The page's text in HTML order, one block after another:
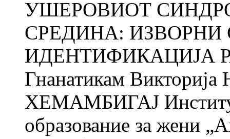
УШЕРОВИОТ
СРЕДИНА: ИЗВОРНИ
ИДЕНТИФИКАЦИЈА
Гнанатикам
ХЕМАМБИГАЈ
образование за жени